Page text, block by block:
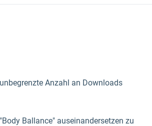
Anzahl an Downloads
Ballance" auseinandersetzen zu